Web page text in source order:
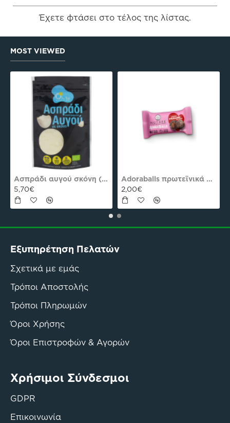
Έχετε φτάσει στο τέλος της λίστας.
MOST VIEWED
Ασπράδι αυγού σκόνη (Αλβουμίνη) Ola-Bio 50gr
5,70€
Adoraballs πρωτεϊνικά μπαλάκια choco praline delight 40γρ Nutree Χ.ΓΛ
2,00€
Εξυπηρέτηση Πελατών
Σχετικά με εμάς
Τρόποι Αποστολής
Τρόποι Πληρωμών
Όροι Χρήσης
Όροι Επιστροφών & Αγορών
Χρήσιμοι Σύνδεσμοι
GDPR
Επικοινωνία